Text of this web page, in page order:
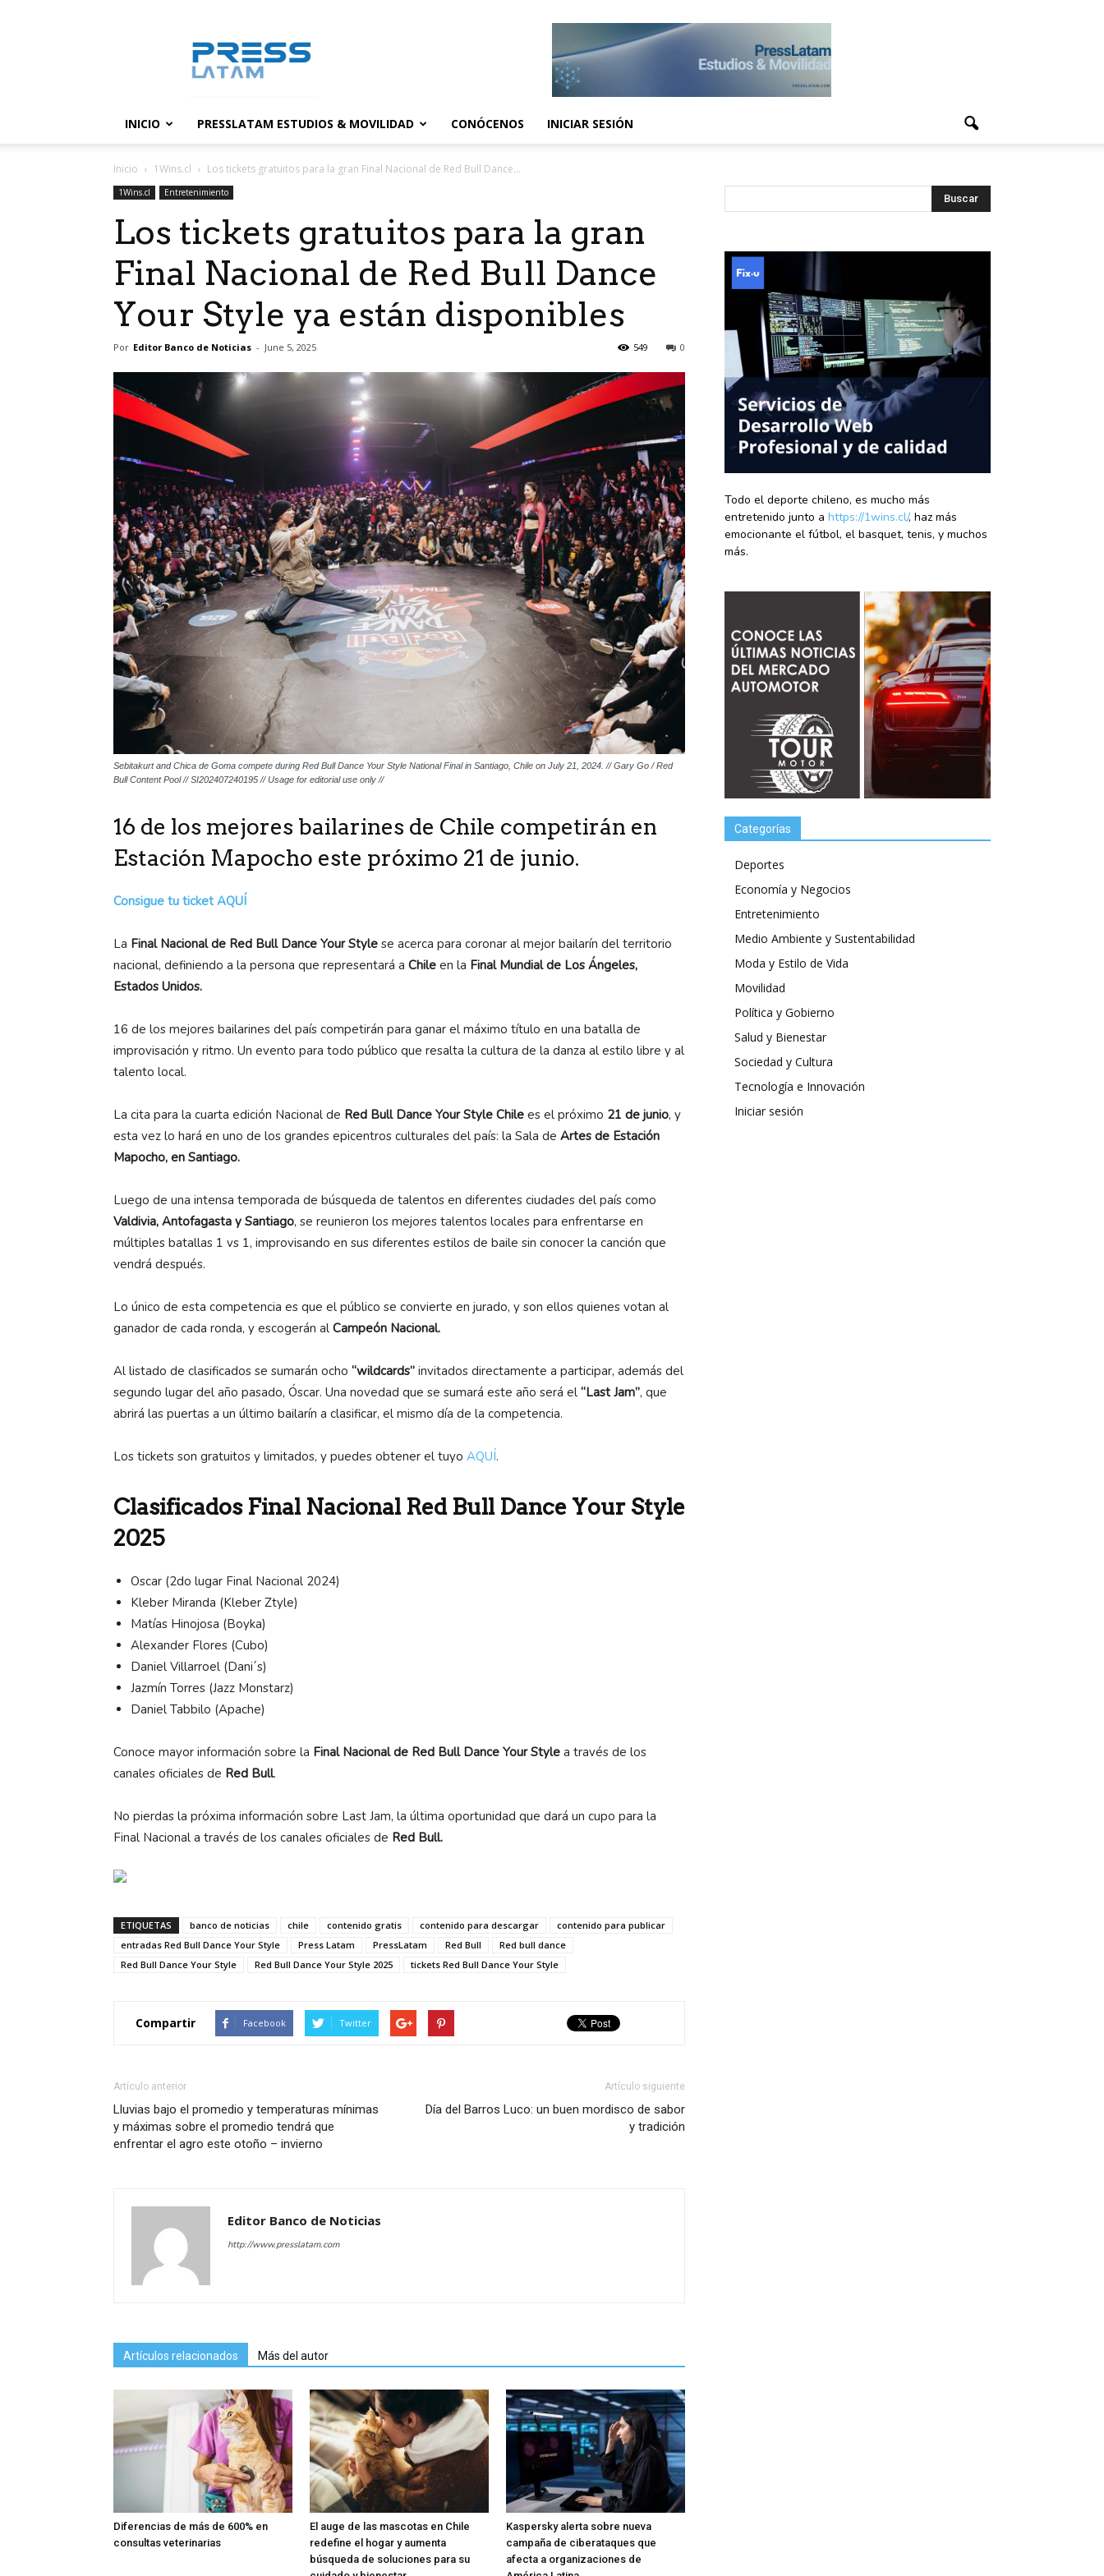
noticias
INICIO PRESSLATAM ESTUDIOS & MOVILIDAD CONÓCENOS INICIAR SESIÓN
Inicio 1Wins.cl Los tickets gratuitos para la gran Final Nacional de Red Bull Dance...
1Wins.cl Entretenimiento
Los tickets gratuitos para la gran
Final Nacional de Red Bull Dance
Your Style ya están disponibles
Por Editor Banco de Noticias - June 5, 2025 0
549
Sebitakurt and Chica de Goma compete during Red Bull Dance Your Style National Final in Santiago, Chile on July 21, 2024. // Gary Go / Red
Bull Content Pool // SI202407240195 // Usage for editorial use only //
16 de los mejores bailarines de Chile competirán en
Estación Mapocho este próximo 21 de junio.
Consigue tu ticket AQUÍ
La Final Nacional de Red Bull Dance Your Style se acerca para coronar al mejor bailarín del territorio
nacional, definiendo a la persona que representará a Chile en la Final Mundial de Los Ángeles,
Estados Unidos.
16 de los mejores bailarines del país competirán para ganar el máximo título en una batalla de
improvisación y ritmo. Un evento para todo público que resalta la cultura de la danza al estilo libre y al
talento local.
La cita para la cuarta edición Nacional de Red Bull Dance Your Style Chile es el próximo 21 de junio, y
esta vez lo hará en uno de los grandes epicentros culturales del país: la Sala de Artes de Estación
Mapocho, en Santiago.
Luego de una intensa temporada de búsqueda de talentos en diferentes ciudades del país como
Valdivia, Antofagasta y Santiago, se reunieron los mejores talentos locales para enfrentarse en
múltiples batallas 1 vs 1, improvisando en sus diferentes estilos de baile sin conocer la canción que
vendrá después.
Lo único de esta competencia es que el público se convierte en jurado, y son ellos quienes votan al
ganador de cada ronda, y escogerán al Campeón Nacional.
Al listado de clasificados se sumarán ocho “wildcards” invitados directamente a participar, además del
segundo lugar del año pasado, Óscar. Una novedad que se sumará este año será el “Last Jam”, que
abrirá las puertas a un último bailarín a clasificar, el mismo día de la competencia.
Los tickets son gratuitos y limitados, y puedes obtener el tuyo AQUÍ.
Clasificados Final Nacional Red Bull Dance Your Style
2025
Oscar (2do lugar Final Nacional 2024)
Kleber Miranda (Kleber Ztyle)
Matías Hinojosa (Boyka)
Alexander Flores (Cubo)
Daniel Villarroel (Dani´s)
Jazmín Torres (Jazz Monstarz)
Daniel Tabbilo (Apache)
Conoce mayor información sobre la Final Nacional de Red Bull Dance Your Style a través de los
canales oficiales de Red Bull.
No pierdas la próxima información sobre Last Jam, la última oportunidad que dará un cupo para la
Final Nacional a través de los canales oficiales de Red Bull.
ETIQUETAS banco de noticias chile contenido gratis contenido para descargar
contenido para publicar
entradas Red Bull Dance Your Style
Press Latam PressLatam Red Bull
Red bull dance
Red Bull Dance Your Style
Red Bull Dance Your Style 2025 tickets Red Bull Dance Your Style
Compartir Facebook Twitter
Artículo anterior
Lluvias bajo el promedio y temperaturas mínimas
y máximas sobre el promedio tendrá que
enfrentar el agro este otoño – invierno
Artículo siguiente
Día del Barros Luco: un buen mordisco de sabor
y tradición
Editor Banco de Noticias
http://www.presslatam.com
Artículos relacionados Más del autor
Diferencias de más de 600% en
consultas veterinarias
El auge de las mascotas en Chile
redefine el hogar y aumenta
búsqueda de soluciones para su
Kaspersky alerta sobre nueva
campaña de ciberataques que
afecta a organizaciones de
Todo el deporte chileno, es mucho más
entretenido junto a https://1wins.cl/, haz más
emocionante el fútbol, el basquet, tenis, y muchos
más.
Categorías
Deportes
Economía y Negocios
Entretenimiento
Medio Ambiente y Sustentabilidad
Moda y Estilo de Vida
Movilidad
Política y Gobierno
Salud y Bienestar
Sociedad y Cultura
Tecnología e Innovación
Iniciar sesión